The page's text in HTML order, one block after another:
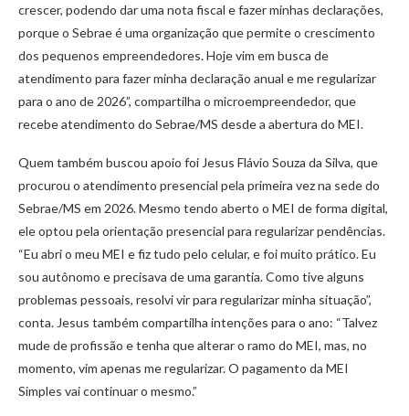
crescer, podendo dar uma nota fiscal e fazer minhas declarações,
porque o Sebrae é uma organização que permite o crescimento
dos pequenos empreendedores. Hoje vim em busca de
atendimento para fazer minha declaração anual e me regularizar
para o ano de 2026”, compartilha o microempreendedor, que
recebe atendimento do Sebrae/MS desde a abertura do MEI.
Quem também buscou apoio foi Jesus Flávio Souza da Silva, que
procurou o atendimento presencial pela primeira vez na sede do
Sebrae/MS em 2026. Mesmo tendo aberto o MEI de forma digital,
ele optou pela orientação presencial para regularizar pendências.
“Eu abri o meu MEI e fiz tudo pelo celular, e foi muito prático. Eu
sou autônomo e precisava de uma garantia. Como tive alguns
problemas pessoais, resolvi vir para regularizar minha situação”,
conta. Jesus também compartilha intenções para o ano: “Talvez
mude de profissão e tenha que alterar o ramo do MEI, mas, no
momento, vim apenas me regularizar. O pagamento da MEI
Simples vai continuar o mesmo.”